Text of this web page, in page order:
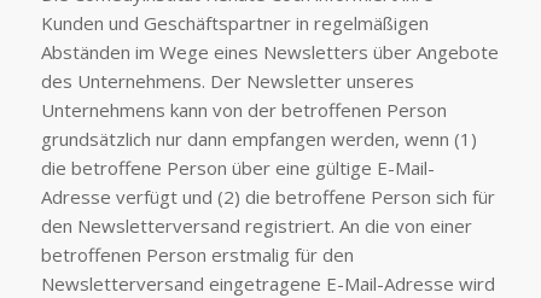
Kunden und Geschäftspartner in regelmäßigen
Abständen im Wege eines Newsletters über Angebote
des Unternehmens. Der Newsletter unseres
Unternehmens kann von der betroffenen Person
grundsätzlich nur dann empfangen werden, wenn (1)
die betroffene Person über eine gültige E-Mail-
Adresse verfügt und (2) die betroffene Person sich für
den Newsletterversand registriert. An die von einer
betroffenen Person erstmalig für den
Newsletterversand eingetragene E-Mail-Adresse wird